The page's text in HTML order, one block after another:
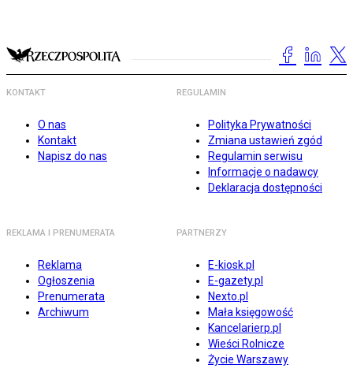
KONTAKT
O nas
Kontakt
Napisz do nas
REGULAMIN
Polityka Prywatności
Zmiana ustawień zgód
Regulamin serwisu
Informacje o nadawcy
Deklaracja dostępności
REKLAMA I PRENUMERATA
Reklama
Ogłoszenia
Prenumerata
Archiwum
PARTNERZY
E-kiosk.pl
E-gazety.pl
Nexto.pl
Mała księgowość
Kancelarierp.pl
Wieści Rolnicze
Życie Warszawy